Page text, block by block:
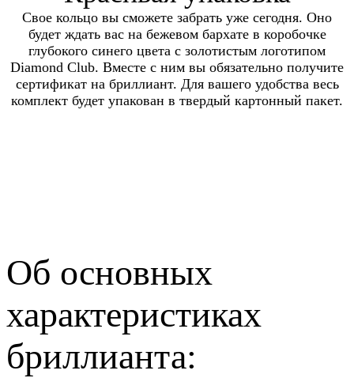
Свое кольцо вы сможете забрать уже сегодня. Оно
будет ждать вас на бежевом бархате в коробочке
глубокого синего цвета с золотистым логотипом
Diamond Club. Вместе с ним вы обязательно получите
сертификат на бриллиант. Для вашего удобства весь
комплект будет упакован в твердый картонный пакет.
Об основных
характеристиках
бриллианта: